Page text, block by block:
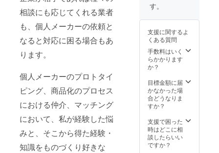
相談にも応じてくれる業者
も、個人メーカーの依頼と
なると対応に困る場合もあ
ります。
個人メーカーのプロトタイ
ピング、商品化のプロセス
における仲介、マッチング
において、私が経験した悩
みと、そこから得た経験・
知識をものづくり好きな
付き。
約
アクリ
ル製ク
リア
ケース
に入れ
けしま
す。 ク
リア
ケース
×奥行
き）：
150×15
0×200
す。
支援に関するよ
くある質問
手数料はいく
らかかります
か？
目標金額に届
かなかった場
合どうなりま
すか？
支援で困った
時はどこに相
談したらいい
ですか？